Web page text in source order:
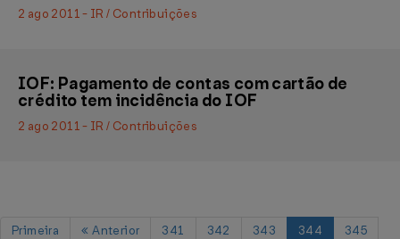
2 ago 2011 - IR / Contribuições
IOF: Pagamento de contas com cartão de
crédito tem incidência do IOF
2 ago 2011 - IR / Contribuições
Primeira Anterior 341 342 343 344
345